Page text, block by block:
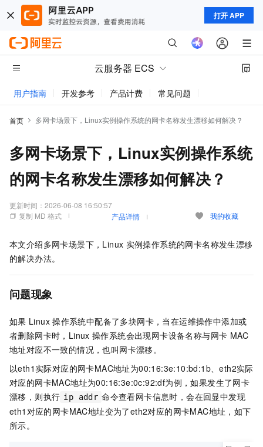
打开 APP
云服务器 ECS
用户指南 开发参考 产品计费 常见问题
首页 多网卡场景下，Linux实例操作系统的网卡名称发生漂移如何解决？
多网卡场景下，Linux实例操作系统
的网卡名称发生漂移如何解决？
更新时间： 2026-06-08 16:50:57
复制 MD 格式
产品详情 我的收藏
本文介绍多网卡场景下，Linux 实例操作系统的网卡名称发生漂移
的解决办法。
问题现象
如果 Linux 操作系统中配备了多块网卡，当在运维操作中添加或
者删除网卡时，Linux 操作系统会出现网卡设备名称与网卡 MAC
地址对应不一致的情况，也叫网卡漂移。
以eth1实际对应的网卡MAC地址为00:16:3e:10:bd:1b、eth2实际
对应的网卡MAC地址为00:16:3e:0c:92:df为例，如果发生了网卡
漂移，则执行 ip addr 命令查看网卡信息时，会在回显中发现
eth1对应的网卡MAC地址变为了eth2对应的网卡MAC地址，如下
所示。